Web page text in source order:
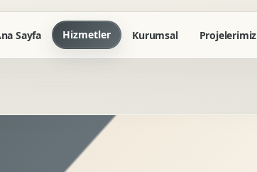
Sayfa Hizmetler Kurumsal Projelerimiz